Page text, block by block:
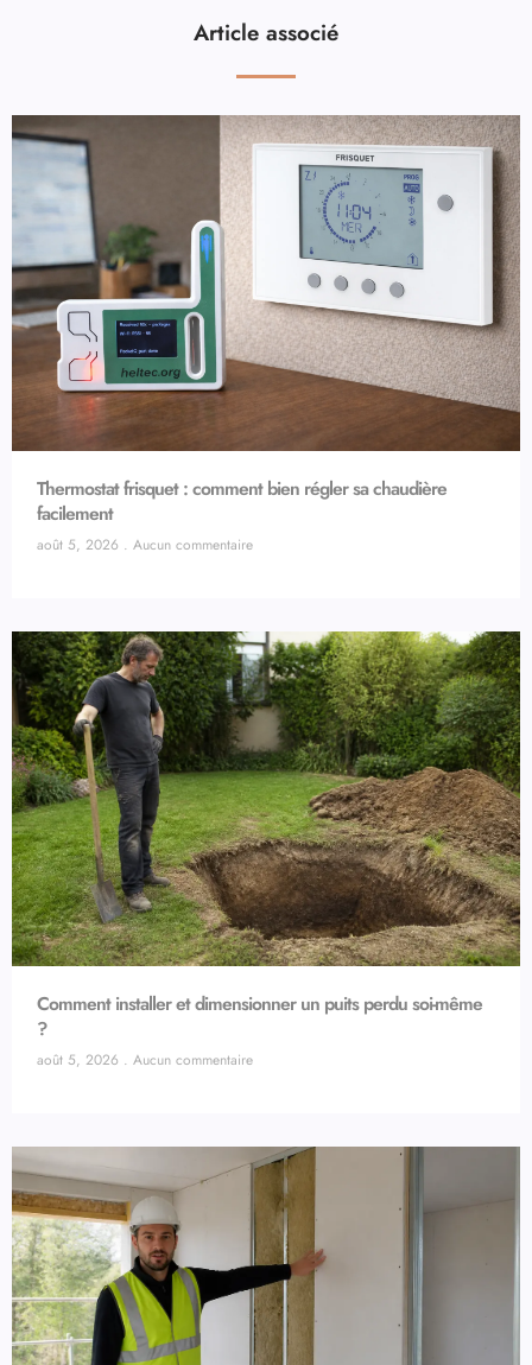
Article associé
Thermostat frisquet : comment bien régler sa chaudière
facilement
août 5, 2026 Aucun commentaire
Comment installer et dimensionner un puits perdu soi-même
?
août 5, 2026 Aucun commentaire